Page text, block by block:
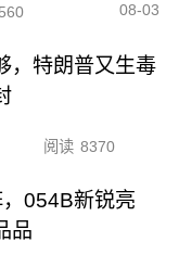
08-03
，特朗普又生毒
阅读 8370
054B新锐亮
品